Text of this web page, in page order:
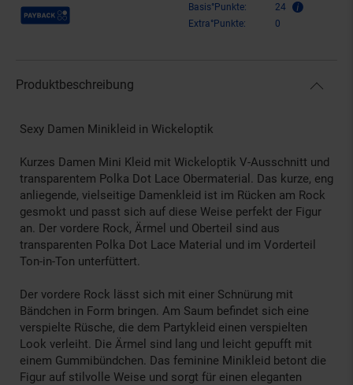
Payback Punkte Basis°Punkte:
24
Extra°Punkte:
0
Produktbeschreibung
Sexy Damen Minikleid in Wickeloptik
Kurzes Damen Mini Kleid mit Wickeloptik V-Ausschnitt und
transparentem Polka Dot Lace Obermaterial. Das kurze, eng
anliegende, vielseitige Damenkleid ist im Rücken am Rock
gesmokt und passt sich auf diese Weise perfekt der Figur
an. Der vordere Rock, Ärmel und Oberteil sind aus
transparenten Polka Dot Lace Material und im Vorderteil
Ton-in-Ton unterfüttert.
Der vordere Rock lässt sich mit einer Schnürung mit
Bändchen in Form bringen. Am Saum befindet sich eine
verspielte Rüsche, die dem Partykleid einen verspielten
Look verleiht. Die Ärmel sind lang und leicht gepufft mit
einem Gummibündchen. Das feminine Minikleid betont die
Figur auf stilvolle Weise und sorgt für einen eleganten